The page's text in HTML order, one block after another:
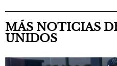
MÁS NOTICIAS
UNIDOS